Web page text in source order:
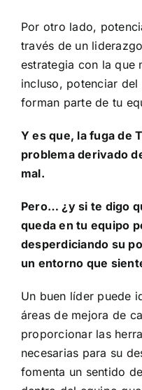
Por otro lado,
través de un
estrategia con la que
incluso, potenciar
forman parte de tu
Y es que, la fuga de
problema derivado
mal.
Pero… ¿y si te digo
queda en tu equipo
desperdiciando su
un entorno que
Un buen líder puede
áreas de mejora de
proporcionar las
necesarias para su
fomenta un sentido